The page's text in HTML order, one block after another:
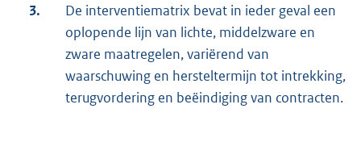
3.
De interventiematrix bevat in ieder geval een
oplopende lijn van lichte, middelzware en
zware maatregelen, variërend van
waarschuwing en hersteltermijn tot intrekking,
terugvordering en beëindiging van contracten.